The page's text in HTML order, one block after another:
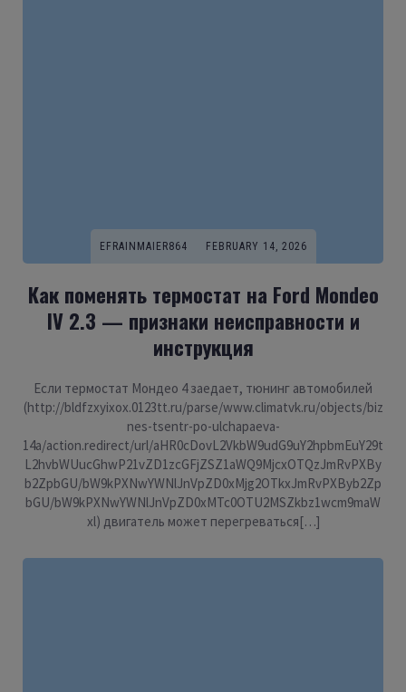
EFRAINMAIER864 FEBRUARY 14, 2026
Как поменять термостат на Ford Mondeo
IV 2.3 — признаки неисправности и
инструкция
Если термостат Мондео 4 заедает, тюнинг автомобилей
(http://bldfzxyixox.0123tt.ru/parse/www.climatvk.ru/objects/biz
nes-tsentr-po-ulchapaeva-
14a/action.redirect/url/aHR0cDovL2VkbW9udG9uY2hpbmEuY29t
L2hvbWUucGhwP21vZD1zcGFjZSZ1aWQ9MjcxOTQzJmRvPXBy
b2ZpbGU/bW9kPXNwYWNlJnVpZD0xMjg2OTkxJmRvPXByb2Zp
bGU/bW9kPXNwYWNlJnVpZD0xMTc0OTU2MSZkbz1wcm9maW
xl) двигатель может перегреваться[…]